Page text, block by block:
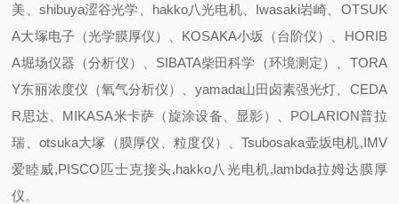
美、shibuya涩谷光学、hakko八光电机、Iwasaki岩崎、OTSUK
A大塚电子（光学膜厚仪）、KOSAKA小坂（台阶仪）、HORIB
A堀场仪器（分析仪）、SIBATA柴田科学（环境测定）、TORA
Y东丽浓度仪（氧气分析仪）、yamada山田卤素强光灯、CEDA
R思达、MIKASA米卡萨（旋涂设备、显影）、POLARION普拉
瑞、otsuka大塚（膜厚仪、粒度仪）、Tsubosaka壶坂电机,IMV
爱睦威,PISCO匹士克接头,hakko八光电机,lambda拉姆达膜厚
仪。